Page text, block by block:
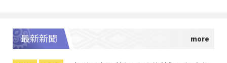
最新新聞